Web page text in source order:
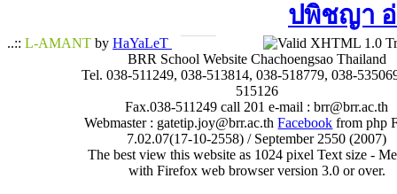
ปพิชญา​ อ่
..:: L-AMANT by HaYaLeT
BRR School Website Chachoengsao Thailand
Tel. 038-511249, 038-513814, 038-518779, 038-
515126
Fax.038-511249 call 201 e-mail : brr@brr.ac.th
Webmaster : gatetip.joy@brr.ac.thFacebook from php
7.02.07(17-10-2558) / September 2550 (2007)
The best view this website as 1024 pixel Text size -
with Firefox web browser version 3.0 or over.